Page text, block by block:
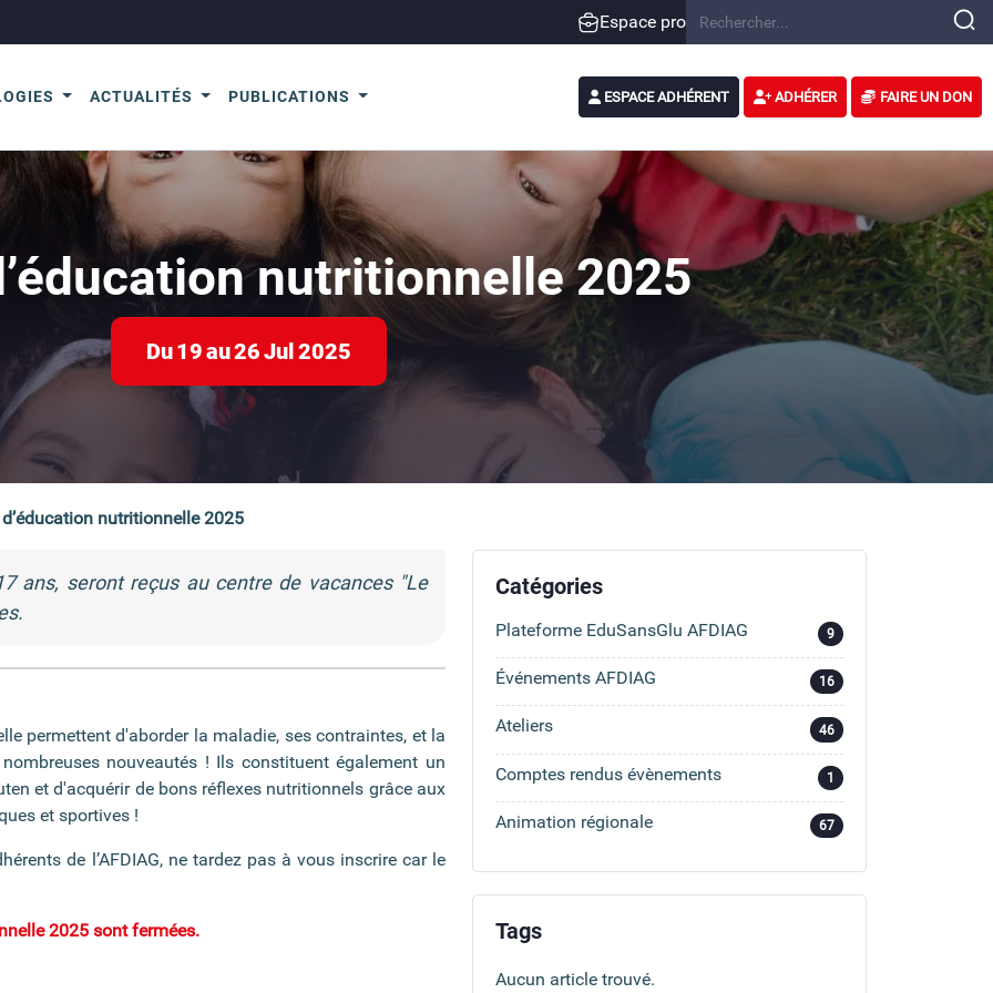
Espace pro
ACTUALITÉS PUBLICATIONS ESPACE ADHÉRENT ADHÉRER FAIRE UN DON
nutritionnelle 2025
Du19au26Jul2025
nutritionnelle 2025
ans, seront reçus au centre de vacances "Le
permettent d'aborder la maladie, ses contraintes, et la
nouveautés ! Ils constituent également un
et d'acquérir de bons réflexes nutritionnels grâce aux
et sportives !
de l’AFDIAG, ne tardez pas à vous inscrire car le
2025 sont fermées.
Catégories
Plateforme EduSansGlu AFDIAG 9
Événements AFDIAG 16
Ateliers 46
Comptes rendus évènements 1
Animation régionale 67
Tags
Aucun article trouvé.